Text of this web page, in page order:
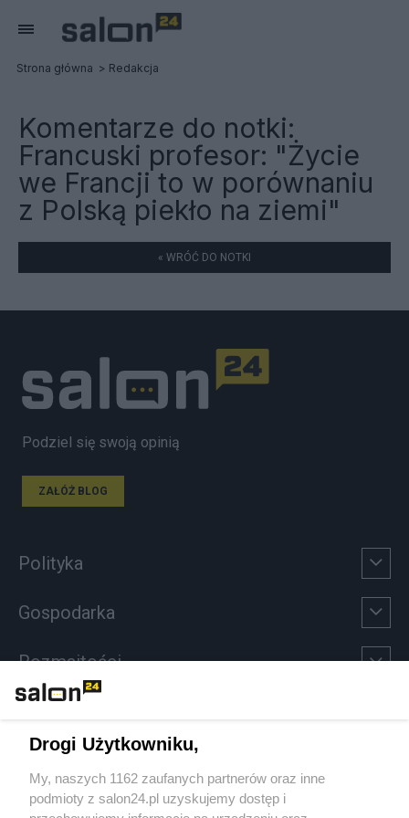
Strona główna Redakcja
Komentarze do notki:
Francuski profesor: "Życie
we Francji to w porównaniu
z Polską piekło na ziemi"
« WRÓĆ DO NOTKI
Podziel się swoją opinią
ZAŁÓŻ BLOG
Polityka
Gospodarka
Rozmaitości
Sport
Społeczeństwo
Drogi Użytkowniku,
My, naszych 1162 zaufanych partnerów oraz inne
podmioty z salon24.pl uzyskujemy dostęp i